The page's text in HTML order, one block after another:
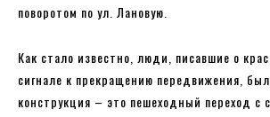
поворотом по ул. Лановую.
Как стало известно, люди, писавшие о
сигнале к прекращению передвижения,
конструкция – это пешеходный переход с